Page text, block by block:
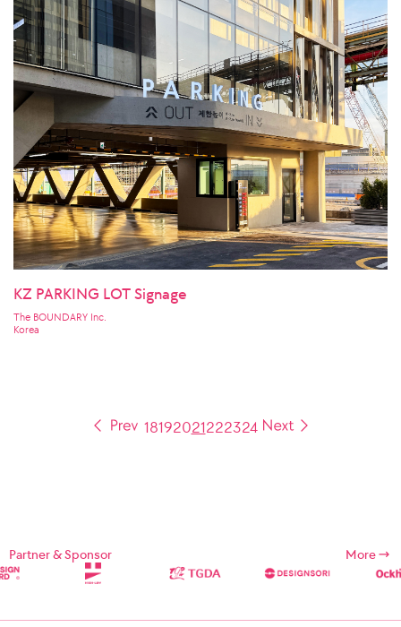
KZ PARKING LOT Signage
The BOUNDARY Inc.
Korea
18192021222324
Partner & Sponsor More